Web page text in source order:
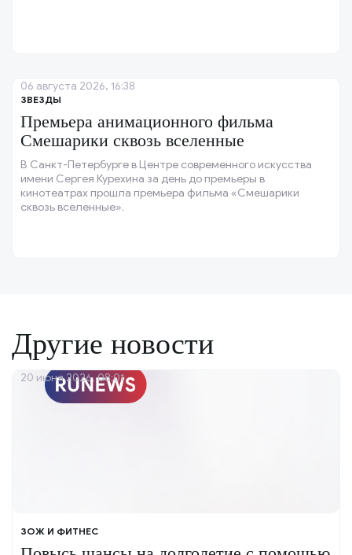
ЗВЕЗДЫ
Премьера анимационного фильма
Смешарики сквозь вселенные
В Санкт-Петербурге в Центре современного искусства
имени Сергея Курехина за день до премьеры в
кинотеатрах прошла премьера фильма «Смешарики
сквозь вселенные».
06 августа 2026, 16:38
Другие новости
ЗОЖ И ФИТНЕС
20 июня 2026, 08:01